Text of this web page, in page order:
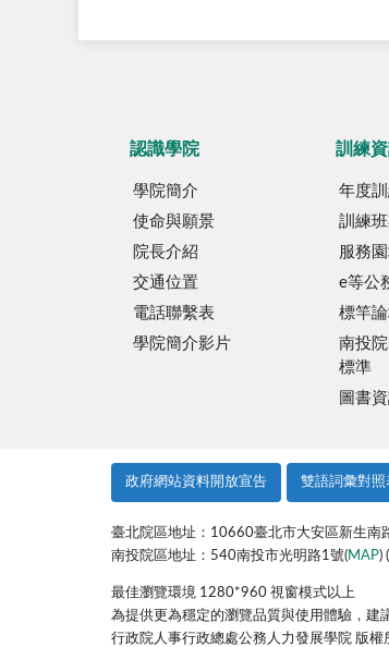
認識學院
學院簡介
使命與願景
院長介紹
交通位置
電話聯繫表
學院簡介影片
訓練
年度
訓練
服務
e等公
標竿
南投
標準
圖書
政府網站資料開放宣告 雙語詞彙對照
臺北院區地址：10660臺北市大安區新生南
南投院區地址：540南投市光明路1號(MAP) (
最佳瀏覽環境 1280*960 視窗模式以上
為提供更為穩定的瀏覽品質與使用體驗，建
行政院人事行政總處公務人力發展學院 版權